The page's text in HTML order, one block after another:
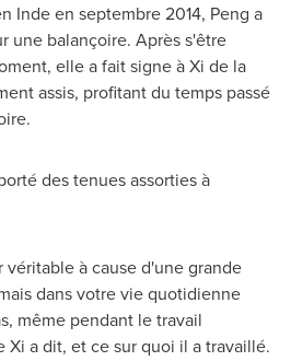
Inde en septembre 2014, Peng a
une balançoire. Après s'être
elle a fait signe àXi de la
assis, profitant du temps passé
des tenues assorties à
véritable à cause d'une grande
dans votre vie quotidienne
même pendant le travail
Xi a dit, et ce sur quoi il a travaillé.